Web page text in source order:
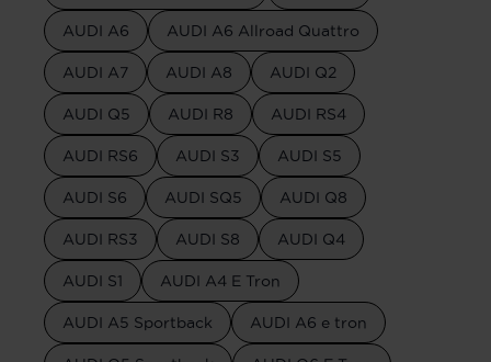
AUDI A6 AUDI A6 Allroad Quattro
AUDI A7 AUDI A8 AUDI Q2
AUDI Q5 AUDI R8 AUDI RS4
AUDI RS6 AUDI S3 AUDI S5
AUDI S6 AUDI SQ5 AUDI Q8
AUDI RS3 AUDI S8 AUDI Q4
AUDI S1 AUDI A4 E Tron
AUDI A5 Sportback AUDI A6 e tron